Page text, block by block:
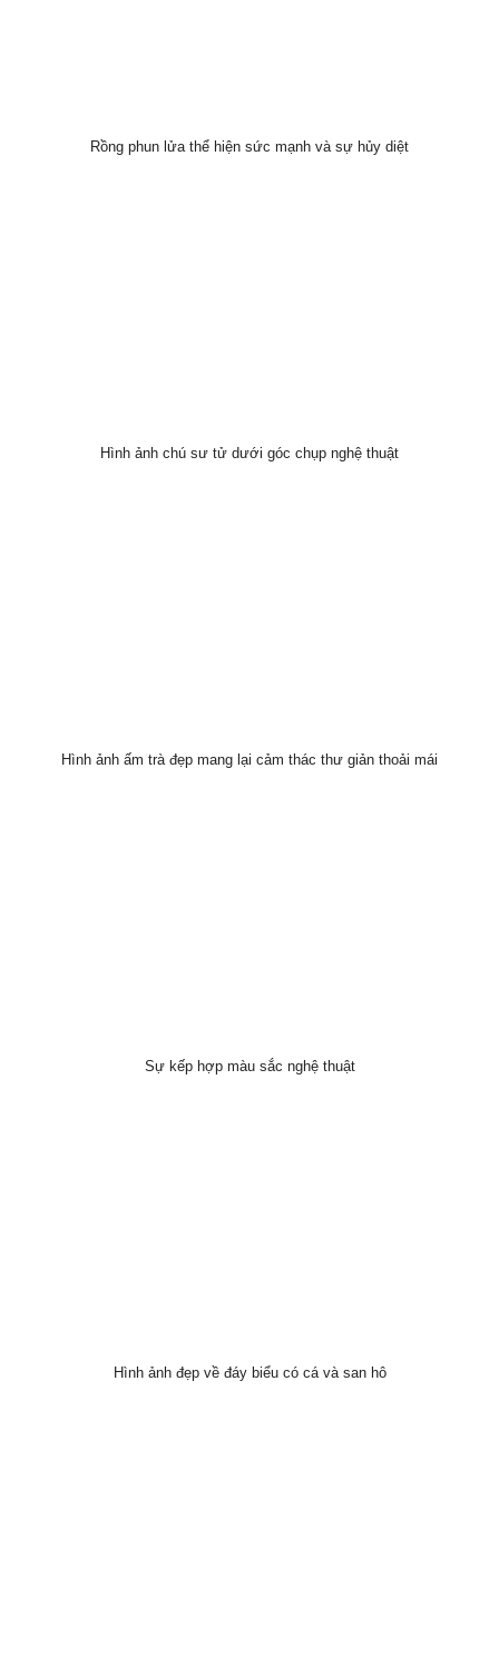
Rồng phun lửa thể hiện sức mạnh và sự hủy diệt
Hình ảnh chú sư tử dưới góc chụp nghệ thuật
Hình ảnh ấm trà đẹp mang lại cảm thác thư giản thoải mái
Sự kếp hợp màu sắc nghệ thuật
Hình ảnh đẹp về đáy biểu có cá và san hô